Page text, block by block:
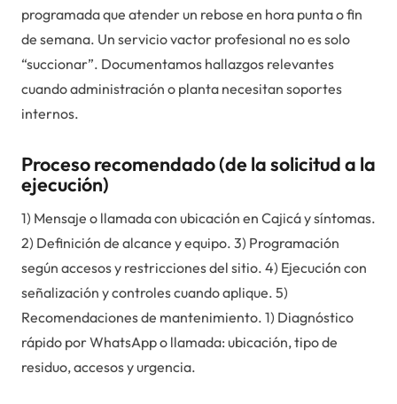
programada que atender un rebose en hora punta o fin
de semana. Un servicio vactor profesional no es solo
“succionar”. Documentamos hallazgos relevantes
cuando administración o planta necesitan soportes
internos.
Proceso recomendado (de la solicitud a la
ejecución)
1) Mensaje o llamada con ubicación en Cajicá y síntomas.
2) Definición de alcance y equipo. 3) Programación
según accesos y restricciones del sitio. 4) Ejecución con
señalización y controles cuando aplique. 5)
Recomendaciones de mantenimiento. 1) Diagnóstico
rápido por WhatsApp o llamada: ubicación, tipo de
residuo, accesos y urgencia.